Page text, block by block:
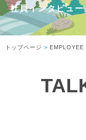
PROLOGUE
VISION
TOP MESSAGE
トップページ > EMPLOYEE